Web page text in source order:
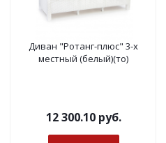
Диван "Ротанг-плюс" 3-х
местный (белый)(то)
12 300.10руб.